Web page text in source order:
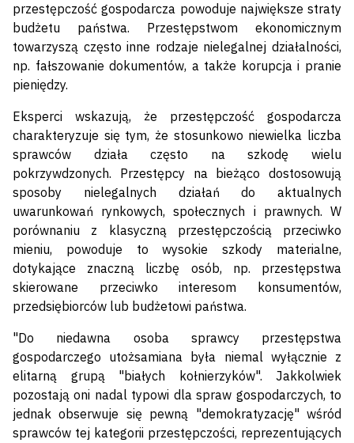
przestępczość gospodarcza powoduje największe straty
budżetu państwa. Przestępstwom ekonomicznym
towarzyszą często inne rodzaje nielegalnej działalności,
np. fałszowanie dokumentów, a także korupcja i pranie
pieniędzy.
Eksperci wskazują, że przestępczość gospodarcza
charakteryzuje się tym, że stosunkowo niewielka liczba
sprawców działa często na szkodę wielu
pokrzywdzonych. Przestępcy na bieżąco dostosowują
sposoby nielegalnych działań do aktualnych
uwarunkowań rynkowych, społecznych i prawnych. W
porównaniu z klasyczną przestępczością przeciwko
mieniu, powoduje to wysokie szkody materialne,
dotykające znaczną liczbę osób, np. przestępstwa
skierowane przeciwko interesom konsumentów,
przedsiębiorców lub budżetowi państwa.
"Do niedawna osoba sprawcy przestępstwa
gospodarczego utożsamiana była niemal wyłącznie z
elitarną grupą "białych kołnierzyków". Jakkolwiek
pozostają oni nadal typowi dla spraw gospodarczych, to
jednak obserwuje się pewną "demokratyzację" wśród
sprawców tej kategorii przestępczości, reprezentujących